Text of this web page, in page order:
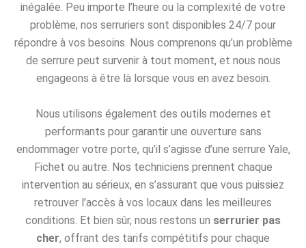
inégalée. Peu importe l’heure ou la complexité de votre
problème, nos serruriers sont disponibles 24/7 pour
répondre à vos besoins. Nous comprenons qu’un problème
de serrure peut survenir à tout moment, et nous nous
engageons à être là lorsque vous en avez besoin.
Nous utilisons également des outils modernes et
performants pour garantir une ouverture sans
endommager votre porte, qu’il s’agisse d’une serrure Yale,
Fichet ou autre. Nos techniciens prennent chaque
intervention au sérieux, en s’assurant que vous puissiez
retrouver l’accès à vos locaux dans les meilleures
conditions. Et bien sûr, nous restons un serrurier pas
cher, offrant des tarifs compétitifs pour chaque